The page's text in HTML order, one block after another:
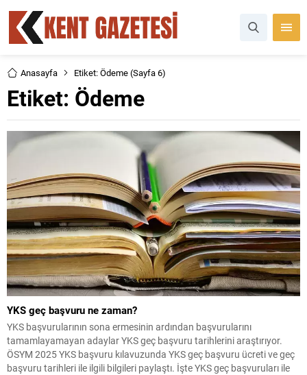
Anasayfa Etiket: Ödeme(Sayfa 6)
Etiket: Ödeme
YKS geç başvuru ne zaman?
YKS başvurularının sona ermesinin ardından başvurularını
tamamlayamayan adaylar YKS geç başvuru tarihlerini araştırıyor.
ÖSYM 2025 YKS başvuru kılavuzunda YKS geç başvuru ücreti ve geç
başvuru tarihleri ile ilgili bilgileri paylaştı. İşte YKS geç başvuruları ile